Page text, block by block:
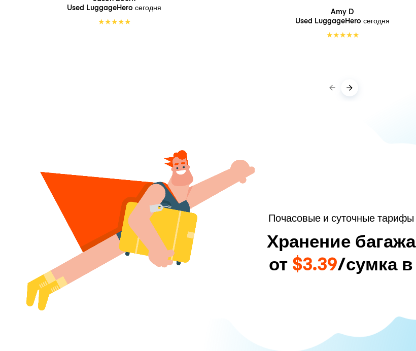
Used LuggageHero сегодня
★★★★★
Amy D
Used LuggageHero сегодня
★★★★★
Почасовые и суточные тарифы
Хранение багажа
от $3.39/сумка в